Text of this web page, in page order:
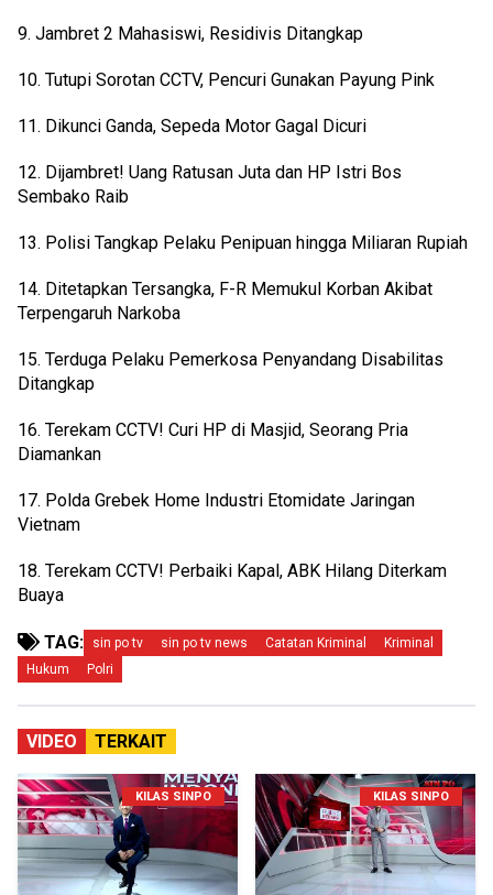
9. Jambret 2 Mahasiswi, Residivis Ditangkap
10. Tutupi Sorotan CCTV, Pencuri Gunakan Payung Pink
11. Dikunci Ganda, Sepeda Motor Gagal Dicuri
12. Dijambret! Uang Ratusan Juta dan HP Istri Bos
Sembako Raib
13. Polisi Tangkap Pelaku Penipuan hingga Miliaran Rupiah
14. Ditetapkan Tersangka, F-R Memukul Korban Akibat
Terpengaruh Narkoba
15. Terduga Pelaku Pemerkosa Penyandang Disabilitas
Ditangkap
16. Terekam CCTV! Curi HP di Masjid, Seorang Pria
Diamankan
17. Polda Grebek Home Industri Etomidate Jaringan
Vietnam
18. Terekam CCTV! Perbaiki Kapal, ABK Hilang Diterkam
Buaya
TAG: sin po tv sin po tv news Catatan Kriminal
Kriminal
Hukum
Polri
VIDEO TERKAIT
KILAS SINPO KILAS SINPO